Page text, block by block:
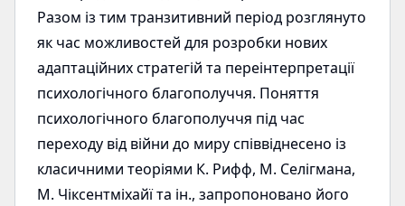
Разом із тим транзитивний період розглянуто
як час можливостей для розробки нових
адаптаційних стратегій та переінтерпретації
психологічного благополуччя. Поняття
психологічного благополуччя під час
переходу від війни до миру співвіднесено із
класичними теоріями К. Рифф, М. Селігмана,
М. Чіксентміхайї та ін., запропоновано його